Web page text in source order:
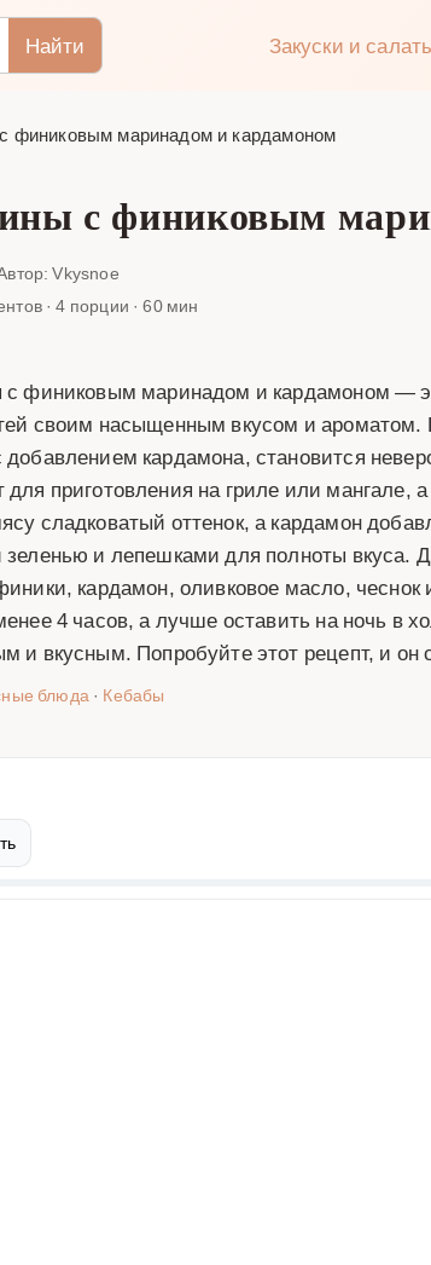
Найти Закуски и
финиковым маринадом и кардамоном
с финиковым
Vkysnoe
· 4 порции · 60 мин
с финиковым маринадом и кардамоном —
своим насыщенным вкусом и ароматом.
кардамона, становится
приготовления на гриле или мангале,
сладковатый оттенок, а кардамон
и лепешками для полноты вкуса.
кардамон, оливковое масло,
4 часов, а лучше оставить на ночь в
и вкусным. Попробуйте этот рецепт, и
блюда· Кебабы